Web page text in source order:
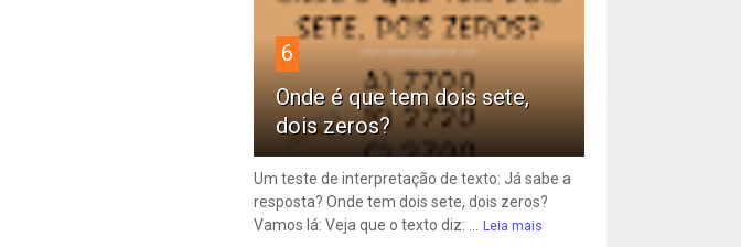
6
Onde é que tem dois sete,
dois zeros?
Um teste de interpretação de texto: Já sabe a
resposta? Onde tem dois sete, dois zeros?
Vamos lá: Veja que o texto diz: ...
Leia mais